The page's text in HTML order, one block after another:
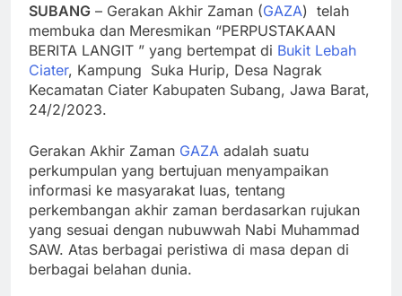
SUBANG – Gerakan Akhir Zaman (GAZA) telah
membuka dan Meresmikan “PERPUSTAKAAN
BERITA LANGIT ” yang bertempat di Bukit Lebah
Ciater, Kampung Suka Hurip, Desa Nagrak
Kecamatan Ciater Kabupaten Subang, Jawa Barat,
24/2/2023.
Gerakan Akhir Zaman GAZA adalah suatu
perkumpulan yang bertujuan menyampaikan
informasi ke masyarakat luas, tentang
perkembangan akhir zaman berdasarkan rujukan
yang sesuai dengan nubuwwah Nabi Muhammad
SAW. Atas berbagai peristiwa di masa depan di
berbagai belahan dunia.